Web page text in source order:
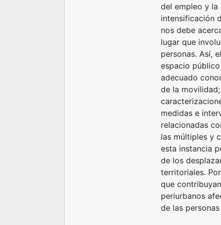
del empleo y
intensificación
nos debe
lugar que
personas. Así,
espacio
adecuado
de la
medidas e
relacionadas
las múltiples y
esta instancia
de los
territoriales.
que
periurbanos
de las